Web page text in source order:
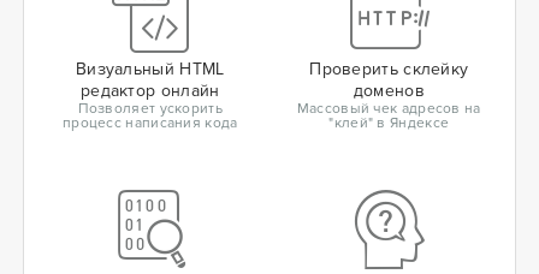
Визуальный HTML
редактор онлайн
Позволяет ускорить
процесс написания кода
Проверить склейку
доменов
Массовый чек адресов на
"клей" в Яндексе